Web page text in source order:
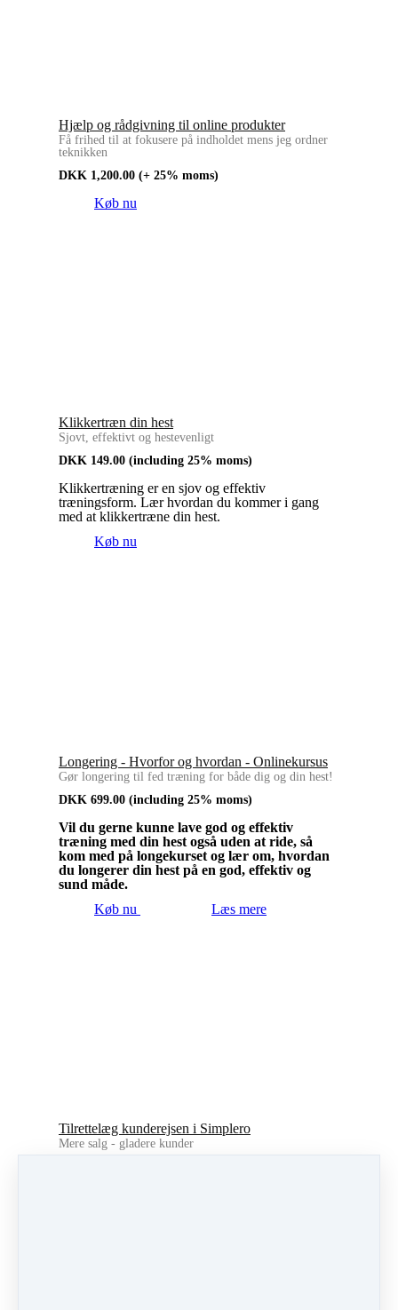
Hjælp og rådgivning til online produkter
Få frihed til at fokusere på indholdet mens jeg ordner
teknikken
DKK 1,200.00 (+ 25% moms)
Køb nu
Klikkertræn din hest
Sjovt, effektivt og hestevenligt
DKK 149.00 (including 25% moms)
Klikkertræning er en sjov og effektiv
træningsform. Lær hvordan du kommer i gang
med at klikkertræne din hest.
Køb nu
Longering - Hvorfor og hvordan - Onlinekursus
Gør longering til fed træning for både dig og din hest!
DKK 699.00 (including 25% moms)
Vil du gerne kunne lave god og effektiv
træning med din hest også uden at ride, så
kom med på longekurset og lær om, hvordan
du longerer din hest på en god, effektiv og
sund måde.
Køb nu
Læs mere
Tilrettelæg kunderejsen i Simplero
Mere salg - gladere kunder